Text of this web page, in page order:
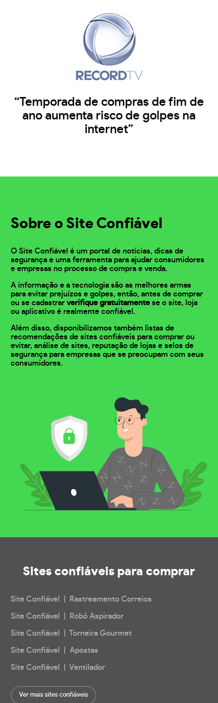
“Temporada de compras de fim de
ano aumenta risco de golpes na
internet”
Sobre o Site Confiável
O Site Confiável é um portal de notícias, dicas de
segurança e uma ferramenta para ajudar consumidores
e empresas no processo de compra e venda.
A informação e a tecnologia são as melhores armas
para evitar prejuízos e golpes, então, antes de comprar
ou se cadastrarverifique gratuitamente se o site, loja
ou aplicativo é realmente confiável.
Além disso, disponibilizamos também listas de
recomendações de sites confiáveis para comprar ou
evitar, análise de sites, reputação de lojas e selos de
segurança para empresas que se preocupam com seus
consumidores.
Sites confiáveis para comprar
Site Confiável | Rastreamento Correios
Site Confiável | Robô Aspirador
Site Confiável | Torneira Gourmet
Site Confiável | Apostas
Site Confiável | Ventilador
Ver mais sites confiáveis